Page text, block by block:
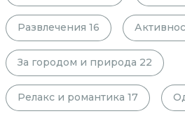
Развлечения 16
За городом и природа 22
Релакс и романтика 17